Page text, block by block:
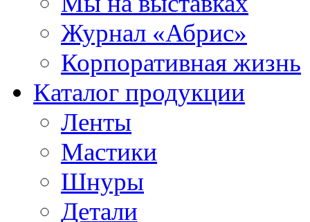
Журнал «Абрис»
Корпоративная жизнь
Каталог продукции
Ленты
Мастики
Шнуры
Детали